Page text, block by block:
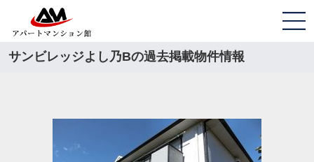
サンビレッジよし乃Bの過去掲載物件情報